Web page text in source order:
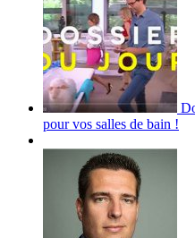
pour vos salles de bain !